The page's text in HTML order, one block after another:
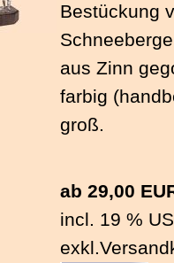
Bestückung
aus Zinn
farbig
groß.
ab 29,00
incl. 19 %
exkl.